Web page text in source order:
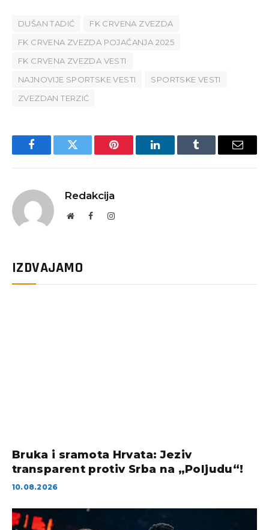
DUŠAN TADIĆ
FK CRVENA ZVEZDA
FK CRVENA ZVEZDA POJAČANJA 2025
FK CRVENA ZVEZDA VESTI
NAJNOVIJE SPORTSKE VESTI
SPORTSKE VESTI
ZVEZDAN TERZIĆ
FacebookTwitter Pinterest LinkedInTumblr Email
Redakcija
WebsiteFacebookInstagram
IZDVAJAMO
Bruka i sramota Hrvata: Jeziv
transparent protiv Srba na „Poljudu“!
10.08.2026